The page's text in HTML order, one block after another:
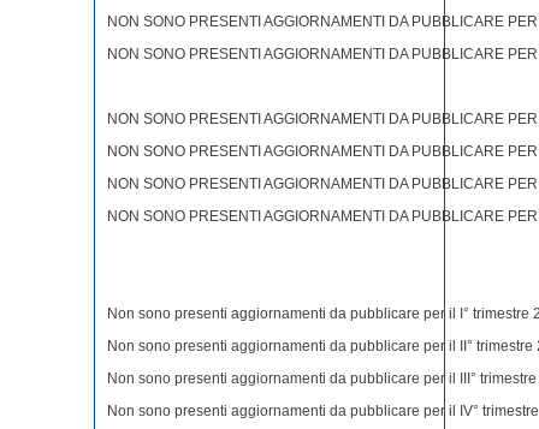
NON SONO PRESENTI AGGIORNAMENTI DA PUBBLICARE
NON SONO PRESENTI AGGIORNAMENTI DA PUBBLICARE
NON SONO PRESENTI AGGIORNAMENTI DA PUBBLICARE
NON SONO PRESENTI AGGIORNAMENTI DA PUBBLICARE
NON SONO PRESENTI AGGIORNAMENTI DA PUBBLICARE
NON SONO PRESENTI AGGIORNAMENTI DA PUBBLICARE
Non sono presenti aggiornamenti da pubblicare per il I° trimestre
Non sono presenti aggiornamenti da pubblicare per il II° trimestre
Non sono presenti aggiornamenti da pubblicare per il III°
Non sono presenti aggiornamenti da pubblicare per il IV°